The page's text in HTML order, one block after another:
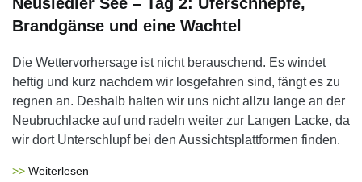
Brandgänse und eine Wachtel
Die Wettervorhersage ist nicht berauschend. Es windet
heftig und kurz nachdem wir losgefahren sind, fängt es zu
regnen an. Deshalb halten wir uns nicht allzu lange an der
Neubruchlacke auf und radeln weiter zur Langen Lacke, da
wir dort Unterschlupf bei den Aussichtsplattformen finden.
Weiterlesen